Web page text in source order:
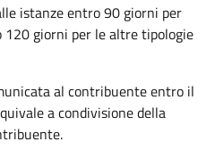
istanze entro 90 giorni per
giorni per le altre tipologie
al contribuente entro il
a condivisione della